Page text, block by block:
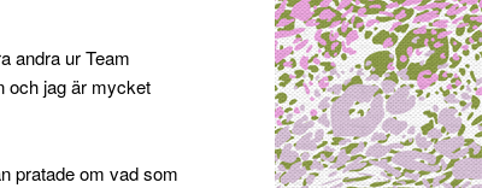
andra ur Team
och jag är mycket
pratade om vad som